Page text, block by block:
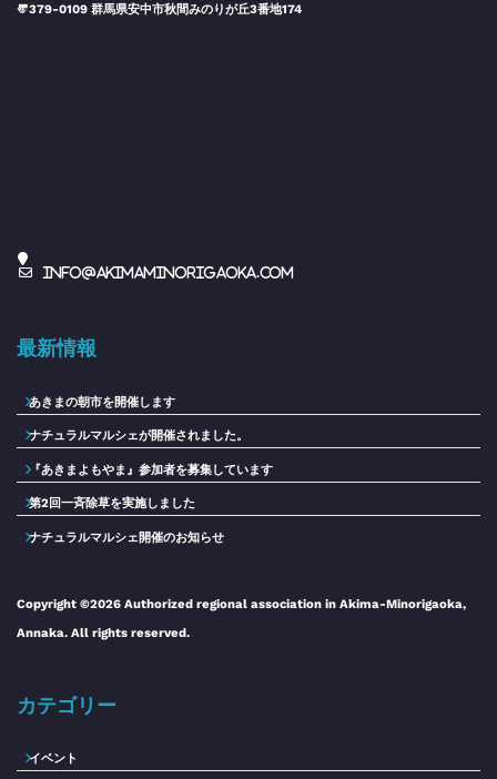
〠379-0109 群馬県安中市秋間みのりが丘3番地174
info@akimaminorigaoka.com
最新情報
あきまの朝市を開催します
ナチュラルマルシェが開催されました。
『あきまよもやま』参加者を募集しています
第2回一斉除草を実施しました
ナチュラルマルシェ開催のお知らせ
Copyright ©2026 Authorized regional association in Akima-Minorigaoka,
Annaka. All rights reserved.
カテゴリー
イベント